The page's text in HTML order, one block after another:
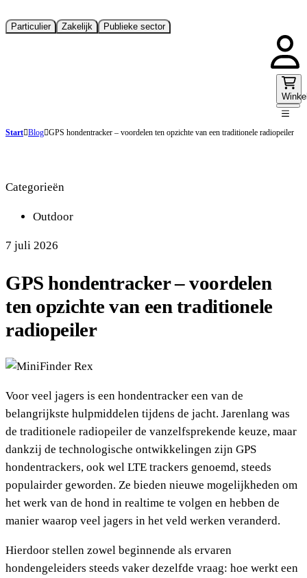
Particulier Zakelijk Publieke sector
Start Blog GPS hondentracker – voordelen ten opzichte van een traditionele radiopeiler
Categorieën
Outdoor
7 juli 2026
GPS hondentracker – voordelen
ten opzichte van een traditionele
radiopeiler
Voor veel jagers is een hondentracker een van de
belangrijkste hulpmiddelen tijdens de jacht. Jarenlang was
de traditionele radiopeiler de vanzelfsprekende keuze, maar
dankzij de technologische ontwikkelingen zijn GPS
hondentrackers, ook wel LTE trackers genoemd, steeds
populairder geworden. Ze bieden nieuwe mogelijkheden om
het werk van de hond in realtime te volgen en hebben de
manier waarop veel jagers in het veld werken veranderd.
Hierdoor stellen zowel beginnende als ervaren
hondengeleiders steeds vaker dezelfde vraag: hoe werkt een